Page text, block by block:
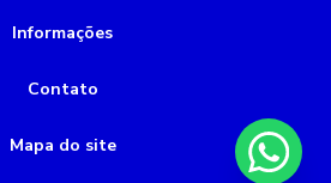
poços artesianos
Informações
Contato
Mapa do site